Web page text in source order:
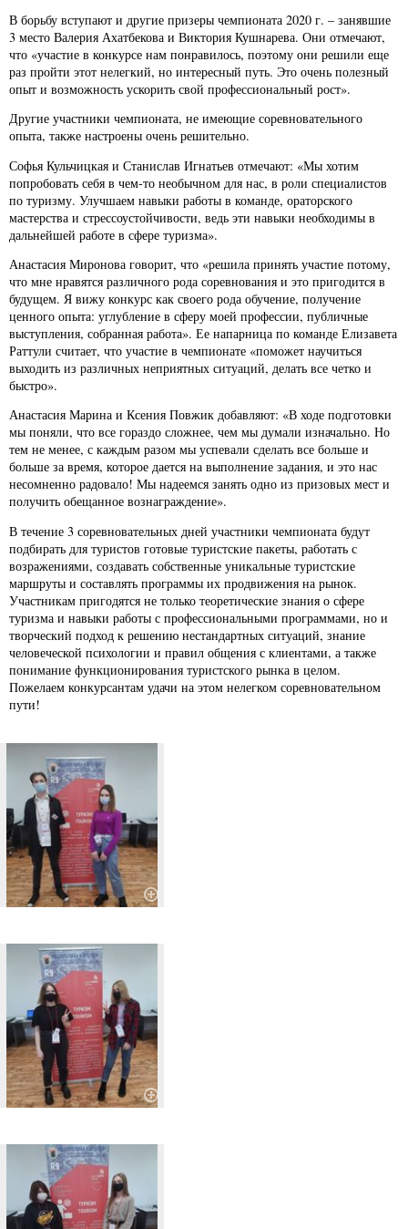
В борьбу вступают и другие призеры чемпионата 2020 г. – занявшие
3 место Валерия Ахатбекова и Виктория Кушнарева. Они отмечают,
что «участие в конкурсе нам понравилось, поэтому они решили еще
раз пройти этот нелегкий, но интересный путь. Это очень полезный
опыт и возможность ускорить свой профессиональный рост».
Другие участники чемпионата, не имеющие соревновательного
опыта, также настроены очень решительно.
Софья Кульчицкая и Станислав Игнатьев отмечают: «Мы хотим
попробовать себя в чем-то необычном для нас, в роли специалистов
по туризму. Улучшаем навыки работы в команде, ораторского
мастерства и стрессоустойчивости, ведь эти навыки необходимы в
дальнейшей работе в сфере туризма».
Анастасия Миронова говорит, что «решила принять участие потому,
что мне нравятся различного рода соревнования и это пригодится в
будущем. Я вижу конкурс как своего рода обучение, получение
ценного опыта: углубление в сферу моей профессии, публичные
выступления, собранная работа». Ее напарница по команде Елизавета
Раттули считает, что участие в чемпионате «поможет научиться
выходить из различных неприятных ситуаций, делать все четко и
быстро».
Анастасия Марина и Ксения Повжик добавляют: «В ходе подготовки
мы поняли, что все гораздо сложнее, чем мы думали изначально. Но
тем не менее, с каждым разом мы успевали сделать все больше и
больше за время, которое дается на выполнение задания, и это нас
несомненно радовало! Мы надеемся занять одно из призовых мест и
получить обещанное вознаграждение».
В течение 3 соревновательных дней участники чемпионата будут
подбирать для туристов готовые туристские пакеты, работать с
возражениями, создавать собственные уникальные туристские
маршруты и составлять программы их продвижения на рынок.
Участникам пригодятся не только теоретические знания о сфере
туризма и навыки работы с профессиональными программами, но и
творческий подход к решению нестандартных ситуаций, знание
человеческой психологии и правил общения с клиентами, а также
понимание функционирования туристского рынка в целом.
Пожелаем конкурсантам удачи на этом нелегком соревновательном
пути!